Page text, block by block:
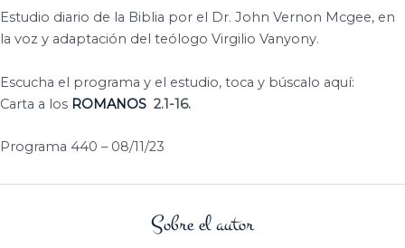
Estudio diario de la Biblia por el Dr. John Vernon Mcgee, en
la voz y adaptación del teólogo Virgilio Vanyony.
Escucha el programa y el estudio, toca y búscalo aquí:
Carta a los ROMANOS 2.1-16.
Programa 440 – 08/11/23
Sobre el autor